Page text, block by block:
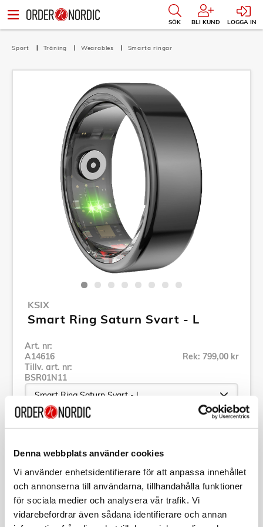
Denna webbplats använder cookies
Vi använder enhetsidentifierare för att anpassa innehållet
och annonserna till användarna, tillhandahålla funktioner
för sociala medier och analysera vår trafik. Vi
vidarebefordrar även sådana identifierare och annan
SÖK BLI KUND LOGGA IN
Sport Träning Wearables Smarta ringar
KSIX
Smart Ring Saturn Svart - L
Art. nr:
A14616
Tillv. art. nr:
BSR01N11
Rek: 799,00 kr
Specifikation
Beskrivning